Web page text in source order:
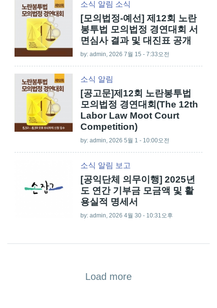
소식 알림 소식
[모의법정-예선] 제12회 노란
봉투법 모의법정 경연대회 서
면심사 결과 및 대진표 공개
by: admin , 2026 7월 15 - 7:33오전
소식 알림
[공고문]제12회 노란봉투법
모의법정 경연대회(The 12th
Labor Law Moot Court
Competition)
by: admin , 2026 5월 1 - 10:00오전
소식 알림 보고
[공익단체 의무이행] 2025년
도 연간 기부금 모금액 및 활
용실적 명세서
by: admin , 2026 4월 30 - 10:31오후
Load more